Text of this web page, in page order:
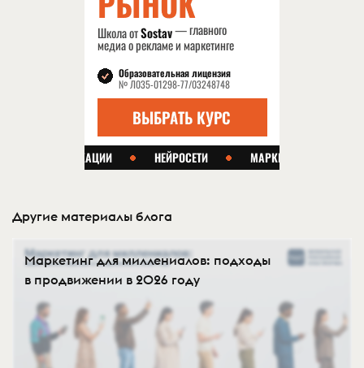
Другие материалы блога
Маркетинг для миллениалов: подходы
в продвижении в 2026 году